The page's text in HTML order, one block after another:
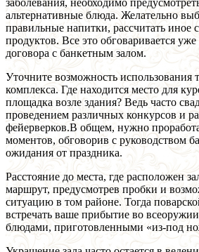
заболевания, необходимо
альтернативные блюда. Желательно
правильные напитки, рассчитать иное
продуктов. Все это обговаривается
договора с банкетным залом.
Уточните возможность использования
комплекса. Где находится место для
площадка возле здания? Ведь часто
проведением различных конкурсов и
фейерверков.В общем, нужно
моментов, обговорив с руководством
ожидания от праздника.
Расстояние до места, где расположен
маршрут, предусмотрев пробки и
ситуацию в том районе. Тогда
встречать ваше прибытие во
блюдами, приготовленными «из-под